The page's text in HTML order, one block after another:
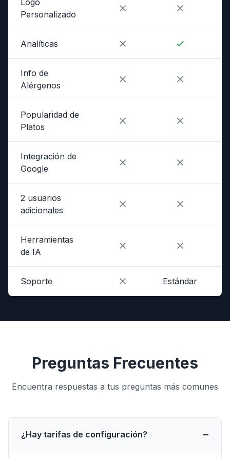
Logo
Personalizado
Analíticas
Info de
Alérgenos
Popularidad de
Platos
Integración de
Google
2 usuarios
adicionales
Herramientas
de IA
Soporte Estándar
Preguntas Frecuentes
Encuentra respuestas a tus preguntas más comunes
¿Hay tarifas de configuración?